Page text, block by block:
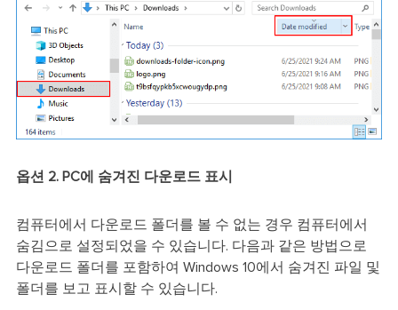
옵션 2. PC에 숨겨진 다운로드 표시
컴퓨터에서 다운로드 폴더를 볼 수 없는 경우 컴퓨터에서
숨김으로 설정되었을 수 있습니다. 다음과 같은 방법으로
다운로드 폴더를 포함하여 Windows 10에서 숨겨진 파일 및
폴더를 보고 표시할 수 있습니다.